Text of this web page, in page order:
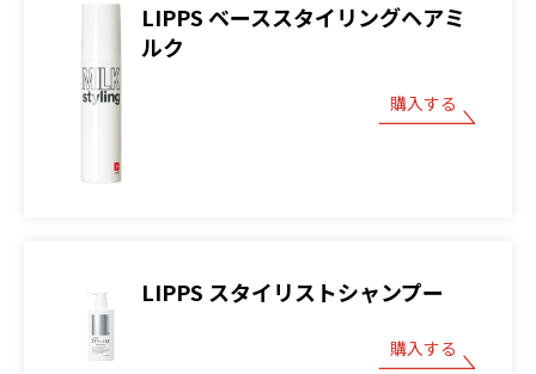
LIPPS ベーススタイリングヘアミ
ルク
購入する
LIPPS スタイリストシャンプー
購入する